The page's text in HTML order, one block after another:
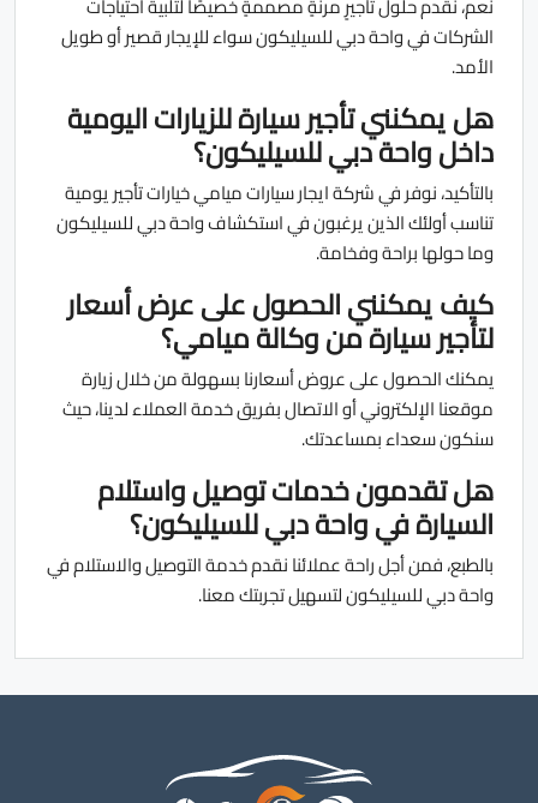
الشركات في واحة دبي للسيليكون سواء للإيجار قصير أو طويل
الأمد.
هل يمكنني تأجير سيارة للزيارات اليومية
داخل واحة دبي للسيليكون؟
بالتأكيد، نوفر في شركة ايجار سيارات ميامي خيارات تأجير يومية
تناسب أولئك الذين يرغبون في استكشاف واحة دبي للسيليكون
وما حولها براحة وفخامة.
كيف يمكنني الحصول على عرض أسعار
لتأجير سيارة من وكالة ميامي؟
يمكنك الحصول على عروض أسعارنا بسهولة من خلال زيارة
موقعنا الإلكتروني أو الاتصال بفريق خدمة العملاء لدينا، حيث
سنكون سعداء بمساعدتك.
هل تقدمون خدمات توصيل واستلام
السيارة في واحة دبي للسيليكون؟
بالطبع، فمن أجل راحة عملائنا نقدم خدمة التوصيل والاستلام في
واحة دبي للسيليكون لتسهيل تجربتك معنا.